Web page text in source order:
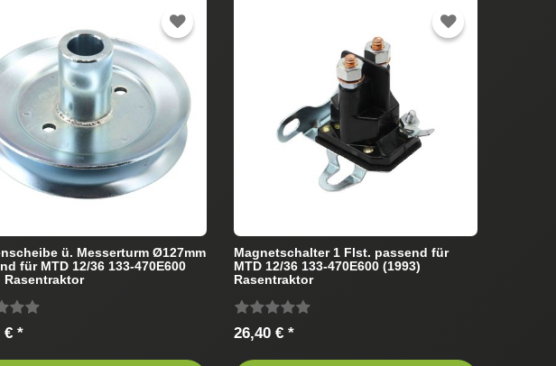
ü. Messerturm Ø127mm
für MTD 12/36 133-470E600
Rasentraktor
€ *
Magnetschalter 1 Flst. passend für
MTD 12/36 133-470E600 (1993)
Rasentraktor
26,40 € *